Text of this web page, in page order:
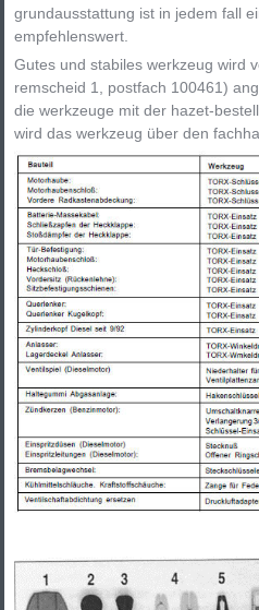
grundausstattung ist in jedem fall
empfehlenswert.
Gutes und stabiles werkzeug wird
remscheid 1, postfach 100461)
die werkzeuge mit der hazet-
wird das werkzeug über den